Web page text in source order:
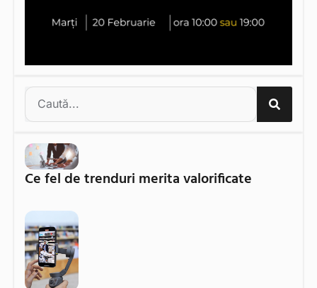
Ce fel de trenduri merita valorificate